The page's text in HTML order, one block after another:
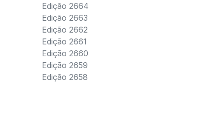
Edição 2664
Edição 2663
Edição 2662
Edição 2661
Edição 2660
Edição 2659
Edição 2658